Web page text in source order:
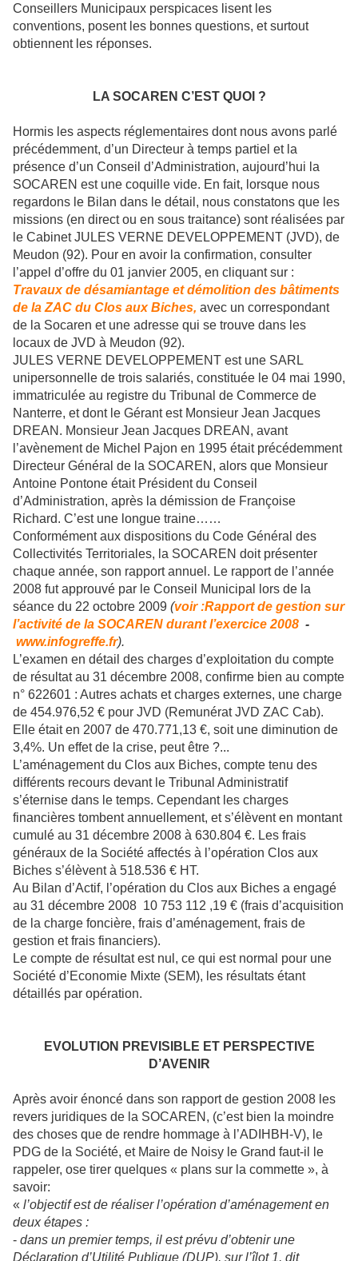
Conseillers Municipaux perspicaces lisent les
conventions, posent les bonnes questions, et surtout
obtiennent les réponses.
LA SOCAREN C’EST QUOI ?
Hormis les aspects réglementaires dont nous avons parlé
précédemment, d’un Directeur à temps partiel et la
présence d’un Conseil d’Administration, aujourd’hui la
SOCAREN est une coquille vide. En fait, lorsque nous
regardons le Bilan dans le détail, nous constatons que les
missions (en direct ou en sous traitance) sont réalisées par
le Cabinet JULES VERNE DEVELOPPEMENT (JVD), de
Meudon (92). Pour en avoir la confirmation, consulter
l’appel d’offre du 01 janvier 2005, en cliquant sur :
Travaux de désamiantage et démolition des bâtiments
de la ZAC du Clos aux Biches, avec un correspondant
de la Socaren et une adresse qui se trouve dans les
locaux de JVD à Meudon (92).
JULES VERNE DEVELOPPEMENT est une SARL
unipersonnelle de trois salariés, constituée le 04 mai 1990,
immatriculée au registre du Tribunal de Commerce de
Nanterre, et dont le Gérant est Monsieur Jean Jacques
DREAN. Monsieur Jean Jacques DREAN , avant
l’avènement de Michel Pajon en 1995 était précédemment
Directeur Général de la SOCAREN, alors que Monsieur
Antoine Pontone était Président du Conseil
d’Administration, après la démission de Françoise
Richard. C’est une longue traine……
Conformément aux dispositions du Code Général des
Collectivités Territoriales, la SOCAREN doit présenter
chaque année, son rapport annuel. Le rapport de l’année
2008 fut approuvé par le Conseil Municipal lors de la
séance du 22 octobre 2009 (voir :Rapport de gestion sur
l’activité de la SOCAREN durant l’exercice 2008 -
www.infogreffe.fr).
L’examen en détail des charges d’exploitation du compte
de résultat au 31 décembre 2008, confirme bien au compte
n° 622601 : Autres achats et charges externes, une charge
de 454.976,52 € pour JVD (Remunérat JVD ZAC Cab).
Elle était en 2007 de 470.771,13 €, soit une diminution de
3,4%. Un effet de la crise, peut être ?...
L’aménagement du Clos aux Biches, compte tenu des
différents recours devant le Tribunal Administratif
s’éternise dans le temps. Cependant les charges
financières tombent annuellement, et s’élèvent en montant
cumulé au 31 décembre 2008 à 630.804 €. Les frais
généraux de la Société affectés à l’opération Clos aux
Biches s’élèvent à 518.536 € HT.
Au Bilan d’Actif, l’opération du Clos aux Biches a engagé
au 31 décembre 2008 10 753 112 ,19 € (frais d’acquisition
de la charge foncière, frais d’aménagement, frais de
gestion et frais financiers).
Le compte de résultat est nul, ce qui est normal pour une
Société d’Economie Mixte (SEM), les résultats étant
détaillés par opération.
EVOLUTION PREVISIBLE ET PERSPECTIVE
D’AVENIR
Après avoir énoncé dans son rapport de gestion 2008 les
revers juridiques de la SOCAREN, (c’est bien la moindre
des choses que de rendre hommage à l’ADIHBH-V), le
PDG de la Société, et Maire de Noisy le Grand faut-il le
rappeler, ose tirer quelques « plans sur la commette », à
savoir:
« l’objectif est de réaliser l’opération d’aménagement en
deux étapes :
- dans un premier temps, il est prévu d’obtenir une
Déclaration d’Utilité Publique (DUP), sur l’îlot 1, dit